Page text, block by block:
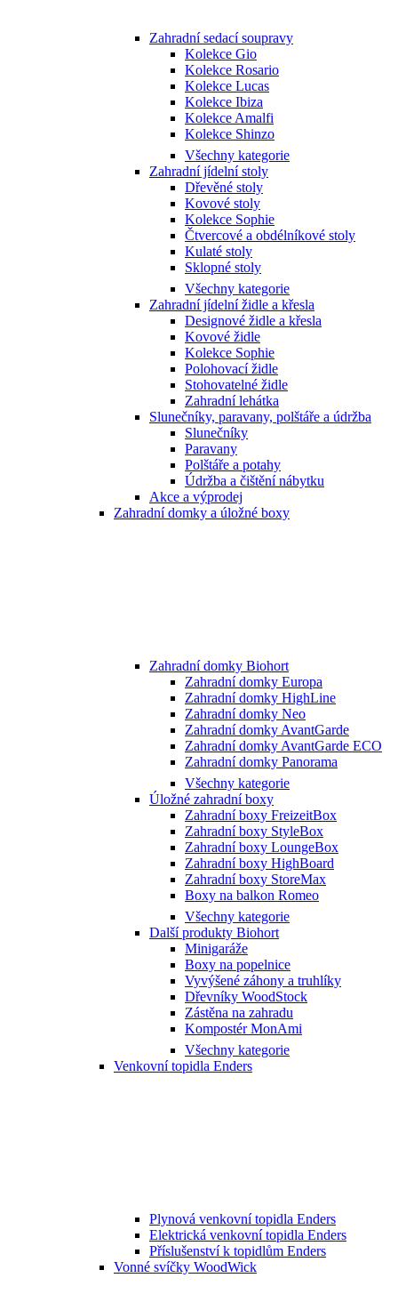
Zahradní sedací soupravy
Kolekce Gio
Kolekce Rosario
Kolekce Lucas
Kolekce Ibiza
Kolekce Amalfi
Kolekce Shinzo
Všechny kategorie
Zahradní jídelní stoly
Dřevěné stoly
Kovové stoly
Kolekce Sophie
Čtvercové a obdélníkové stoly
Kulaté stoly
Sklopné stoly
Všechny kategorie
Zahradní jídelní židle a křesla
Designové židle a křesla
Kovové židle
Kolekce Sophie
Polohovací židle
Stohovatelné židle
Zahradní lehátka
Slunečníky, paravany, polštáře a údržba
Slunečníky
Paravany
Polštáře a potahy
Údržba a čištění nábytku
Akce a výprodej
Zahradní domky a úložné boxy
Zahradní domky Biohort
Zahradní domky Europa
Zahradní domky HighLine
Zahradní domky Neo
Zahradní domky AvantGarde
Zahradní domky AvantGarde ECO
Zahradní domky Panorama
Všechny kategorie
Úložné zahradní boxy
Zahradní boxy FreizeitBox
Zahradní boxy StyleBox
Zahradní boxy LoungeBox
Zahradní boxy HighBoard
Zahradní boxy StoreMax
Boxy na balkon Romeo
Všechny kategorie
Další produkty Biohort
Minigaráže
Boxy na popelnice
Vyvýšené záhony a truhlíky
Dřevníky WoodStock
Zástěna na zahradu
Kompostér MonAmi
Všechny kategorie
Venkovní topidla Enders
Plynová venkovní topidla Enders
Elektrická venkovní topidla Enders
Příslušenství k topidlům Enders
Vonné svíčky WoodWick